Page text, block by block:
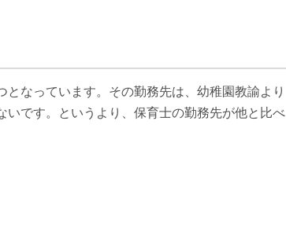
なっています。その勤務先は、幼稚園教諭より
です。というより、保育士の勤務先が他と比べ